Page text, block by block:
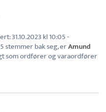
31.10.2023 kl 10:05 -
stemmer bak seg, erAmund
som ordfører og varaordfører